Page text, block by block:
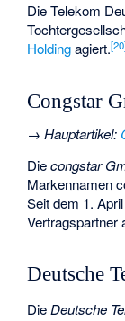
Die Telekom
Holdingagiert.[20
Congstar
→Hauptartikel:
Diecongstar
Markennamen
Seit dem 1.
Vertragspartner
Deutsche
DieDeutsche